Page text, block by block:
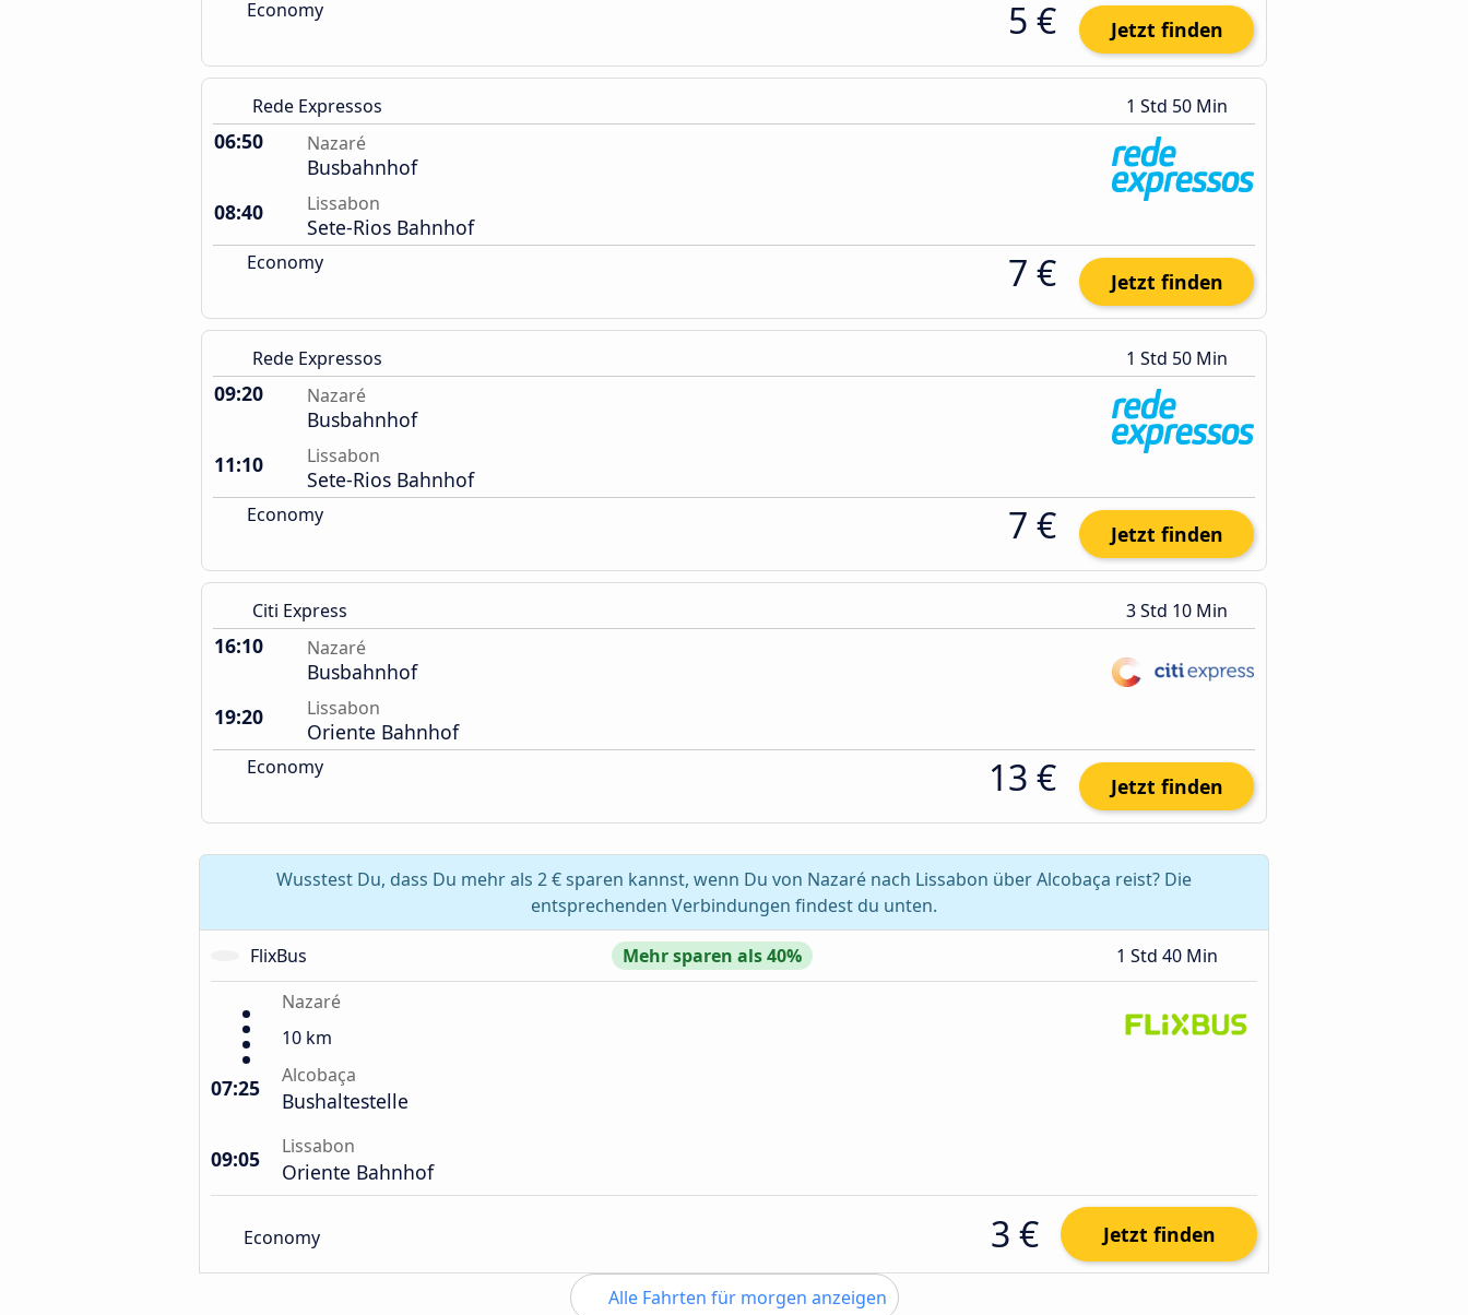
Economy 5 € Jetzt finden
Rede Expressos 1 Std 50 Min
06:50 Nazaré
Busbahnhof
08:40
Lissabon
Sete-Rios Bahnhof
Economy 7 € Jetzt finden
Rede Expressos 1 Std 50 Min
09:20 Nazaré
Busbahnhof
11:10
Lissabon
Sete-Rios Bahnhof
Economy 7 € Jetzt finden
Citi Express 3 Std 10 Min
16:10 Nazaré
Busbahnhof
19:20
Lissabon
Oriente Bahnhof
Economy 13 € Jetzt finden
Wusstest Du, dass Du mehr als 2 € sparen kannst, wenn Du von Nazaré nach Lissabon über Alcobaça reist? Die
entsprechenden Verbindungen findest du unten.
FlixBus Mehr sparen als 40%
1 Std 40 Min
Nazaré
10 km
07:25 Alcobaça
Bushaltestelle
09:05 Lissabon
Oriente Bahnhof
Economy 3 € Jetzt finden
Alle Fahrten für morgen anzeigen